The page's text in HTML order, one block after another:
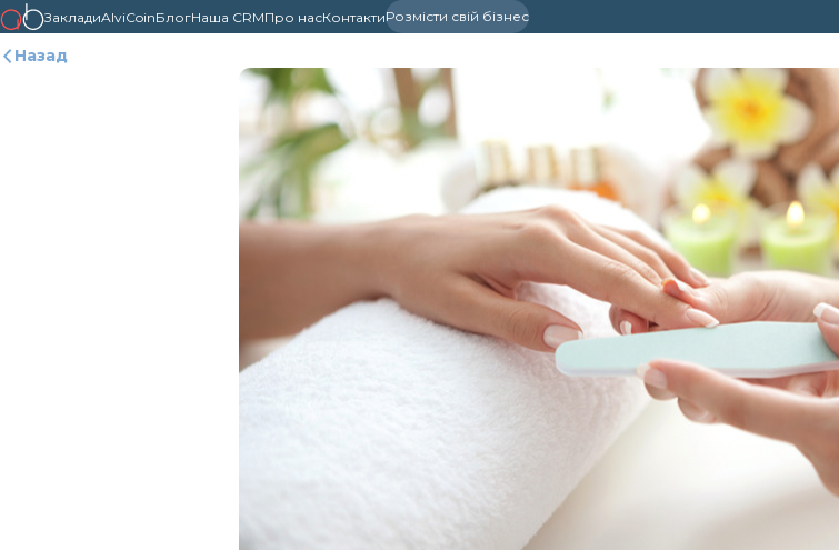
ЗакладиAlviCoinБлогНаша CRMПро насКонтактиРозмісти свій бізнес
Назад